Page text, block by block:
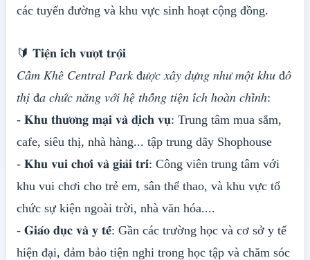
các tuyến đường và khu vực sinh hoạt cộng đồng.
🔰 𝐓𝐢𝐞̣̂𝐧 𝐢́𝐜𝐡 𝐯𝐮̛𝐨̛̣𝐭 𝐭𝐫𝐨̣̂𝐢
𝐶𝑎̂̉𝑚 𝐾ℎ𝑒̂ 𝐶𝑒𝑛𝑡𝑟𝑎𝑙 𝑃𝑎𝑟𝑘 đ𝑢̛𝑜̛̣𝑐 𝑥𝑎̂𝑦 𝑑𝑢̛̣𝑛𝑔 𝑛ℎ𝑢̛ 𝑚𝑜̣̂𝑡 𝑘ℎ𝑢 đ𝑜̂
𝑡ℎ𝑖̣ đ𝑎 𝑐ℎ𝑢̛́𝑐 𝑛𝑎̆𝑛𝑔 𝑣𝑜̛́𝑖 ℎ𝑒̣̂ 𝑡ℎ𝑜̂́𝑛𝑔 𝑡𝑖𝑒̣̂𝑛 𝑖́𝑐ℎ ℎ𝑜𝑎̀𝑛 𝑐ℎ𝑖̉𝑛ℎ:
- 𝐊𝐡𝐮 𝐭𝐡𝐮̛𝐨̛𝐧𝐠 𝐦𝐚̣𝐢 𝐯𝐚̀ 𝐝𝐢̣𝐜𝐡 𝐯𝐮̣: Trung tâm mua sắm,
cafe, siêu thị, nhà hàng... tập trung dãy Shophouse
- 𝐊𝐡𝐮 𝐯𝐮𝐢 𝐜𝐡𝐨̛𝐢 𝐯𝐚̀ 𝐠𝐢𝐚̉𝐢 𝐭𝐫𝐢́: Công viên trung tâm với
khu vui chơi cho trẻ em, sân thể thao, và khu vực tổ
chức sự kiện ngoài trời, nhà văn hóa....
- 𝐆𝐢𝐚́𝐨 𝐝𝐮̣𝐜 𝐯𝐚̀ 𝐲 𝐭𝐞̂́: Gần các trường học và cơ sở y tế
hiện đại, đảm bảo tiện nghi trong học tập và chăm sóc